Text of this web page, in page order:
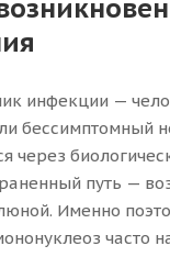
инфекции —
бессимптомный
через
путь —
Именно
часто